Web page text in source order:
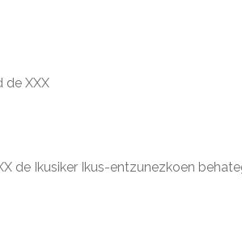
de XXX
de Ikusiker Ikus-entzunezkoen